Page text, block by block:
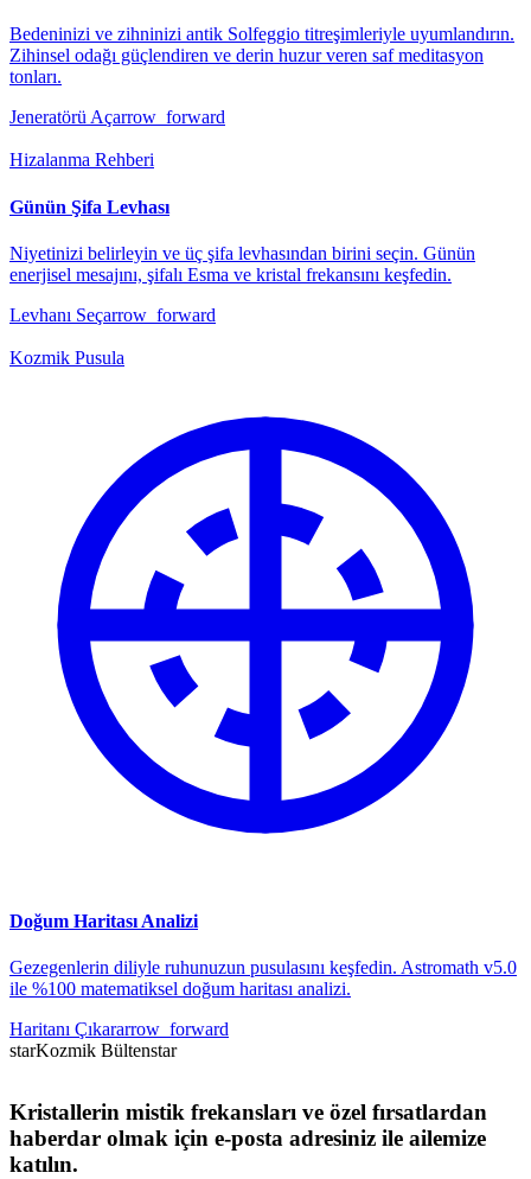
Bedeninizi ve zihninizi antik Solfeggio titreşimleriyle uyumlandırın.
Zihinsel odağı güçlendiren ve derin huzur veren saf meditasyon
tonları.
Jeneratörü Açarrow_forward
Hizalanma Rehberi
Günün Şifa Levhası
Niyetinizi belirleyin ve üç şifa levhasından birini seçin. Günün
enerjisel mesajını, şifalı Esma ve kristal frekansını keşfedin.
Levhanı Seçarrow_forward
Kozmik Pusula
Doğum Haritası Analizi
Gezegenlerin diliyle ruhunuzun pusulasını keşfedin. Astromath v5.0
ile %100 matematiksel doğum haritası analizi.
Haritanı Çıkararrow_forward
starKozmik Bültenstar
Kristallerin mistik frekansları ve özel fırsatlardan
haberdar olmak için e-posta adresiniz ile ailemize
katılın.